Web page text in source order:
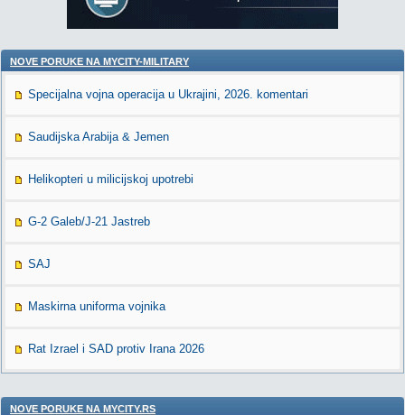
NOVE PORUKE NA MYCITY-MILITARY
Specijalna vojna operacija u Ukrajini, 2026. komentari
Saudijska Arabija & Jemen
Helikopteri u milicijskoj upotrebi
G-2 Galeb/J-21 Jastreb
SAJ
Maskirna uniforma vojnika
Rat Izrael i SAD protiv Irana 2026
NOVE PORUKE NA MYCITY.RS